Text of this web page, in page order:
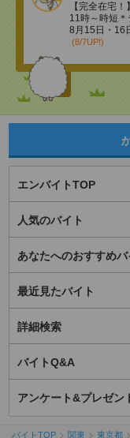
【完全在宅
11時～時短＊
8月15日・16
(8/7UP!)
エンバイトTOP
人気のバイト
あなたへのおすすめバ
最近見たバイト
詳細検索
バイトQ&A
アンケート&プレゼン
バイトTOP 関東 東京都